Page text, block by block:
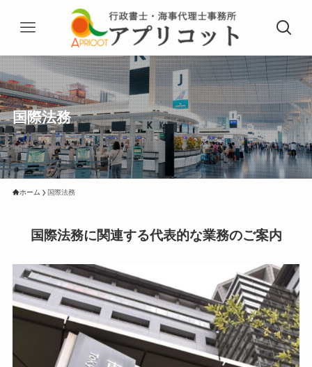
国際法務
ホーム 国際法務
国際法務に関連する代表的な業務のご案内